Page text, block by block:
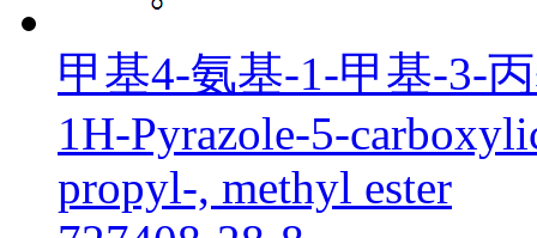
甲基4-氨基-1-甲基-3-
1H-Pyrazole-5-
propyl-, methyl ester